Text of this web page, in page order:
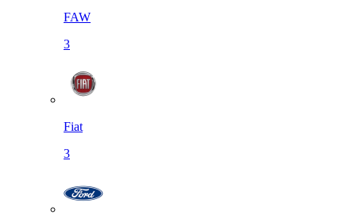
FAW
3
Fiat
3